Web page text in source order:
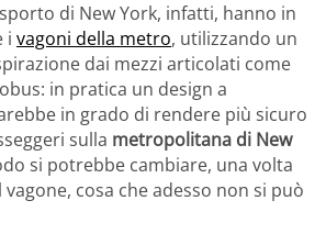
di New York, infatti, hanno in
i vagoni della metro, utilizzando un
dai mezzi articolati come
in pratica un design a
in grado di rendere più sicuro
sulla metropolitana di New
si potrebbe cambiare, una volta
cosa che adesso non si può